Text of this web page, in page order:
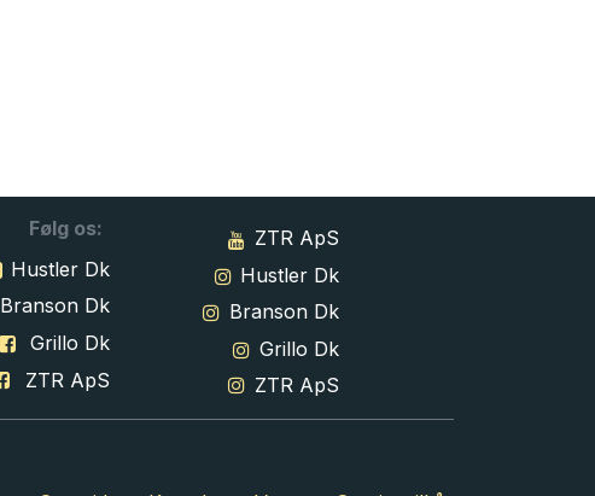
Følg os:
Hustler Dk
Branson Dk
Grillo Dk
ZTR ApS
ZTR ApS
Hustler Dk
Branson Dk
Grillo Dk
ZTR ApS